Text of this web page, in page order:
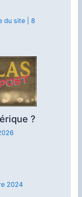
du site| 8
?
2024